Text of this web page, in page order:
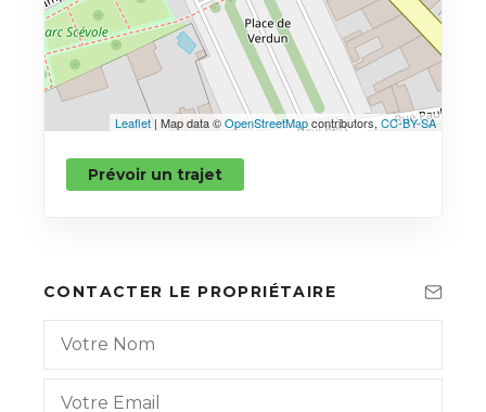
Leaflet | Map data ©OpenStreetMapcontributors, CC-BY-SA
Prévoir un trajet
CONTACTER LE PROPRIÉTAIRE